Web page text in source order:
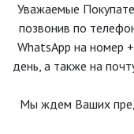
Уважаемые
позвонив по
WhatsApp на номер
день, а также на
Мы ждем Ваших